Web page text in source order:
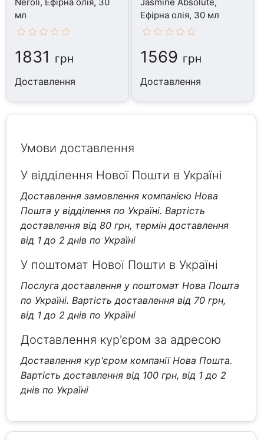
мл
1831 грн
Доставлення
Ефірна олія, 30 мл
1569 грн
Доставлення
Умови доставлення
У відділення Нової Пошти в Україні
Доставлення замовлення компанією Нова
Пошта у відділення по Україні. Вартість
доставлення від 80 грн, термін доставлення
від 1 до 2 днів по Україні
У поштомат Нової Пошти в Україні
Послуга доставлення у поштомат Нова Пошта
по Україні. Вартість доставлення від 70 грн,
від 1 до 2 днів по Україні
Доставлення кур'єром за адресою
Доставлення кур'єром компанії Нова Пошта.
Вартість доставлення від 100 грн, від 1 до 2
днів по Україні